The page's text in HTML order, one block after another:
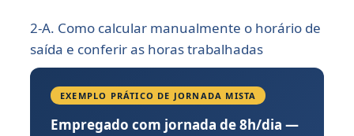
2-A. Como calcular manualmente o horário de
saída e conferir as horas trabalhadas
EXEMPLO PRÁTICO DE JORNADA MISTA
Empregado com jornada de 8h/dia —